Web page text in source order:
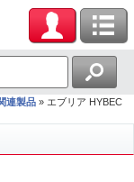
連製品
エブリア HYBEC